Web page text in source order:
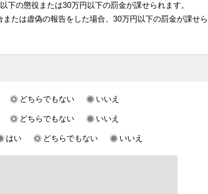
下の懲役または30万円以下の罰金が課せられます。
たは虚偽の報告をした場合、30万円以下の罰金が課せ
どちらでもない いいえ
どちらでもない いいえ
はい どちらでもない いいえ